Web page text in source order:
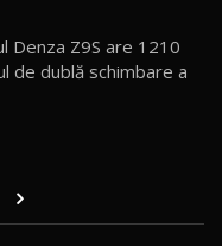
AutoBlog.MD
/ Test Drive
Denza Z9S are 1210
de dublă schimbare a